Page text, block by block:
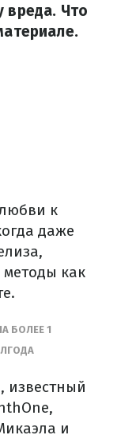
вреда. Что
к
даже
как
БОЛЕЕ 1
известный
и